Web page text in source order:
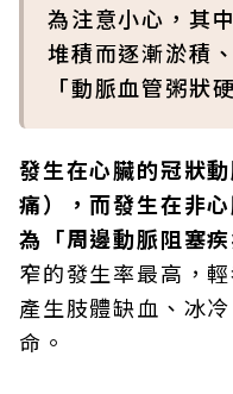
為注意小心，其
堆積而逐漸淤積
「動脈血管粥狀
發生在心臟的冠狀
痛），而發生在非
為「周邊動脈阻塞疾
窄的發生率最高，
產生肢體缺血、冰
命。